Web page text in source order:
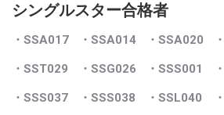
シングルスター合格者
・SSA017 ・SSA014 ・SSA020
・SST029 ・SSG026 ・SSS001
・SSS037 ・SSS038 ・SSL040